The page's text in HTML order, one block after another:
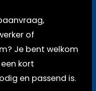
of
Je bent welkom
kort
en passend is.